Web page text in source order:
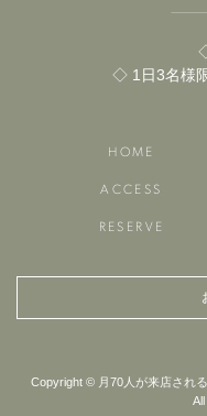
◇ 1日3名様
HOME
ACCESS
RESERVE
Copyright © 月70人が来店され